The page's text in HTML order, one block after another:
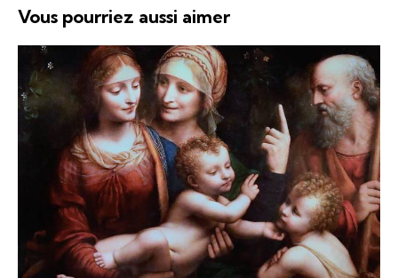
Vous pourriez aussi aimer